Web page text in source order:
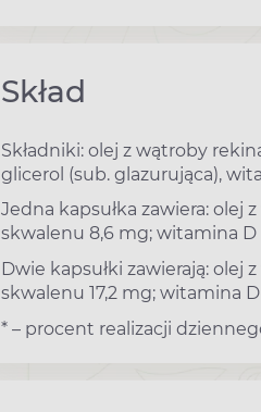
Skład
Składniki: olej z wątroby
glicerol (sub. glazurująca),
Jedna kapsułka zawiera: olej
skwalenu 8,6 mg; witamina D
Dwie kapsułki zawierają: olej
skwalenu 17,2 mg; witamina
* – procent realizacji